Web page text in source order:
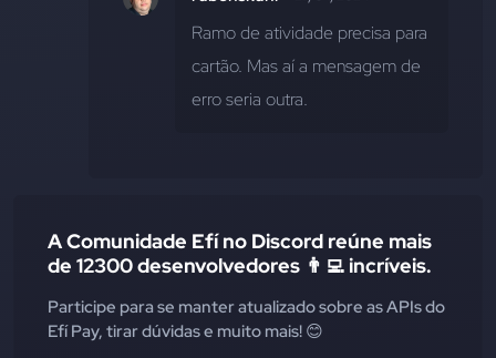
Ramo de atividade precisa para
cartão. Mas aí a mensagem de
erro seria outra.
A Comunidade Efí no Discord reúne mais
de 12300 desenvolvedores 👨‍💻 incríveis.
Participe para se manter atualizado sobre as APIs do
Efí Pay, tirar dúvidas e muito mais! 😊